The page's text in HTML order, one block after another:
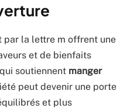
par la lettre m offrent une
et de bienfaits
soutiennent manger
peut devenir une porte
et plus